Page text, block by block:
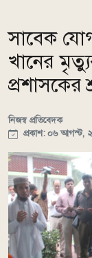
সাবেক
খানের
প্রশাসকের
নিজস্ব প্রতিবেদক
প্রকাশ: ০৬ আগস্ট,